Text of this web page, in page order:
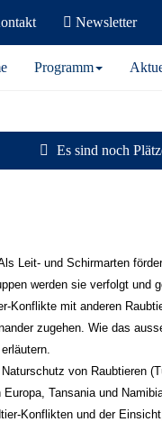
Newsletter
Programm
Es sind noch
Leit- und Schirmarten
werden sie verfolgt und
Konflikte mit anderen
zugehen. Wie das
von Raubtieren
Tansania und
Konflikten und der